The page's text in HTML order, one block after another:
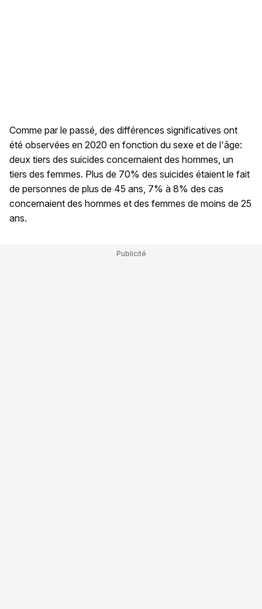
Comme par le passé, des différences significatives ont
été observées en 2020 en fonction du sexe et de l'âge:
deux tiers des suicides concernaient des hommes, un
tiers des femmes. Plus de 70% des suicides étaient le fait
de personnes de plus de 45 ans, 7% à 8% des cas
concernaient des hommes et des femmes de moins de 25
ans.